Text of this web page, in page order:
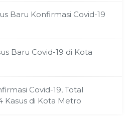
Baru Konfirmasi Covid-19
Baru Covid-19 di Kota
Covid-19, Total
Kasus di Kota Metro